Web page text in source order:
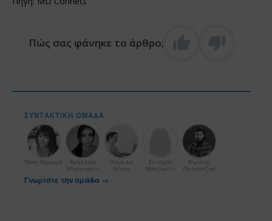
Πώς σας φάνηκε το άρθρο;
ΣΥΝΤΑΚΤΙΚΉ ΟΜΆΔΑ
Πόπη Χαραμή
Αγγελική
Μαργαρίτη
Πάμελα
Λύτρα
Ευτέρπη
Μουζακίτη
Αιμίλιος
Παλάντζας
Γνωρίστε την ομάδα →